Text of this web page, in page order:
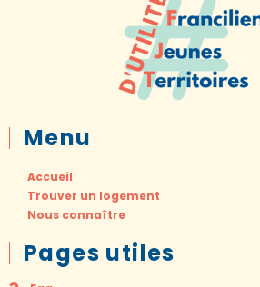
Menu
Accueil
Trouver un logement
Nous connaître
Pages utiles